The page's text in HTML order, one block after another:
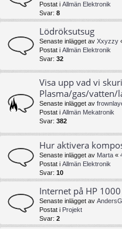
Postat i Allmän Elektronik
Svar: 8
Lödröksutsug
Senaste inlägget av Xxyzzy
Postat i Allmän Elektronik
Svar: 32
Visa upp vad vi
Plasma/gas/vatten/
Senaste inlägget av
Postat i Allmän Mekatronik
Svar: 382
Hur aktivera
Senaste inlägget av Marta «
Postat i Allmän Elektronik
Svar: 10
Internet på HP
Senaste inlägget av AndersG
Postat i Projekt
Svar: 2